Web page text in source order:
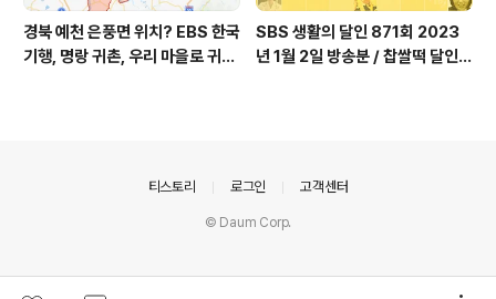
경북 예천 은풍면 위치? EBS 한국
기행, 명랑 귀촌, 우리 마을로 귀촌
SBS 생활의 달인 871회 2023
년 1월 2일 방송분 / 찹쌀떡 달인,
티스토리 로그인 고객센터
© Daum Corp.